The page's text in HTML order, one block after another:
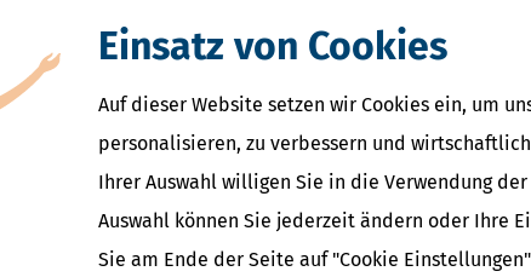
Einsatz von Cookies
Auf dieser Website setzen wir Cookies ein, um
personalisieren, zu verbessern und
Ihrer Auswahl willigen Sie in die Verwendung
Auswahl können Sie jederzeit ändern oder Ihre
Sie am Ende der Seite auf "Cookie
Abfindung
Abschlagszahlung
Anwesenheitsprämien
Apothekerzuschüsse